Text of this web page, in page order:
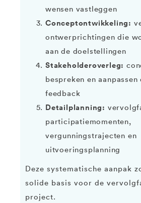
wensen vastleggen
Conceptontwikkeling:
ontwerprichtingen die
aan de doelstellingen
Stakeholderoverleg:
bespreken en
feedback
Detailplanning:
participatiemomenten,
vergunningstrajecten en
uitvoeringsplanning
Deze systematische aanpak
solide basis voor de
project.